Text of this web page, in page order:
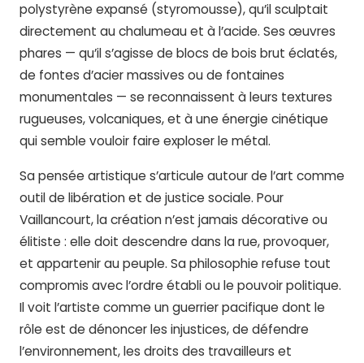
polystyrène expansé (styromousse), qu’il sculptait
directement au chalumeau et à l’acide. Ses œuvres
phares — qu’il s’agisse de blocs de bois brut éclatés,
de fontes d’acier massives ou de fontaines
monumentales — se reconnaissent à leurs textures
rugueuses, volcaniques, et à une énergie cinétique
qui semble vouloir faire exploser le métal.
Sa pensée artistique s’articule autour de l’art comme
outil de libération et de justice sociale. Pour
Vaillancourt, la création n’est jamais décorative ou
élitiste : elle doit descendre dans la rue, provoquer,
et appartenir au peuple. Sa philosophie refuse tout
compromis avec l’ordre établi ou le pouvoir politique.
Il voit l’artiste comme un guerrier pacifique dont le
rôle est de dénoncer les injustices, de défendre
l’environnement, les droits des travailleurs et